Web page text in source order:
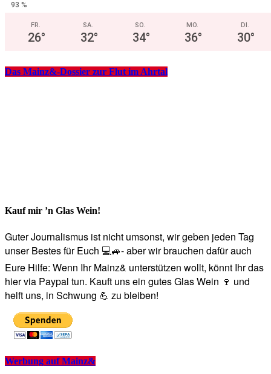
93 %
FR.
26°
SA.
32°
SO.
34°
MO.
36°
DI.
30°
Das Mainz&-Dossier zur Flut im Ahrtal
Kauf mir ’n Glas Wein!
Guter Journalismus ist nicht umsonst, wir geben jeden Tag
unser Bestes für Euch 💻🚙- aber wir brauchen dafür auch
Eure Hilfe: Wenn Ihr Mainz& unterstützen wollt, könnt Ihr das
hier via Paypal tun. Kauft uns ein gutes Glas Wein 🍷 und
helft uns, in Schwung 💪 zu bleiben!
Werbung auf Mainz&